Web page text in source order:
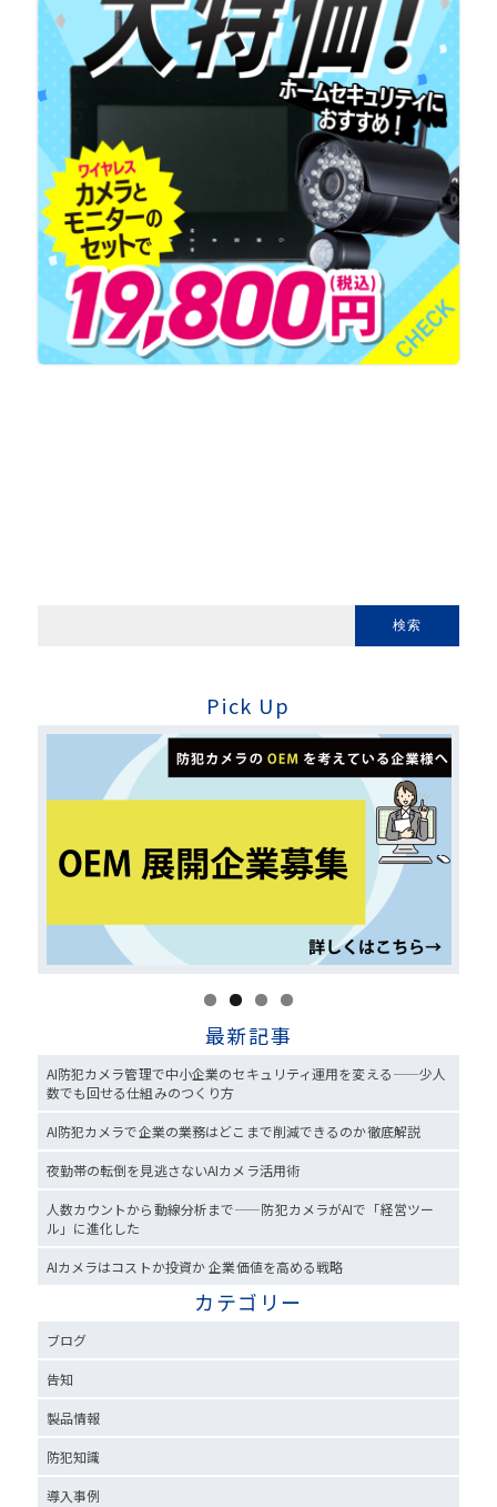
Pick Up
最新記事
AI防犯カメラ管理で中小企業のセキュリティ運用を変える——少人
数でも回せる仕組みのつくり方
AI防犯カメラで企業の業務はどこまで削減できるのか徹底解説
夜勤帯の転倒を見逃さないAIカメラ活用術
人数カウントから動線分析まで——防犯カメラがAIで「経営ツー
ル」に進化した
AIカメラはコストか投資か 企業価値を高める戦略
カテゴリー
ブログ
告知
製品情報
防犯知識
導入事例